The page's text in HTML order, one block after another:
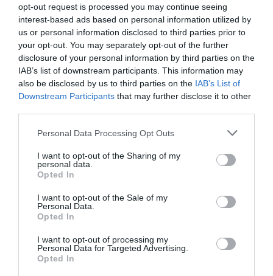
opt-out request is processed you may continue seeing
interest-based ads based on personal information utilized by
us or personal information disclosed to third parties prior to
your opt-out. You may separately opt-out of the further
disclosure of your personal information by third parties on the
IAB’s list of downstream participants. This information may
also be disclosed by us to third parties on the IAB’s List of
Downstream Participants that may further disclose it to other
Personal Data Processing Opt Outs
I want to opt-out of the Sharing of my
personal data.
Opted In
I want to opt-out of the Sale of my
Personal Data.
Opted In
I want to opt-out of processing my
Personal Data for Targeted Advertising.
Opted In